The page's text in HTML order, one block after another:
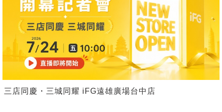
三店同慶・三城同耀 iFG遠雄廣場台中店